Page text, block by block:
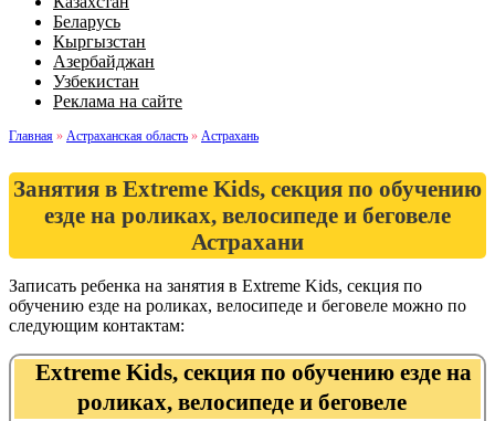
Беларусь
Кыргызстан
Азербайджан
Узбекистан
Реклама на сайте
Главная » Астраханская область » Астрахань
Занятия в Extreme Kids, секция по обучению
езде на роликах, велосипеде и беговеле
Астрахани
Записать ребенка на занятия в Extreme Kids, секция по
обучению езде на роликах, велосипеде и беговеле можно по
следующим контактам:
Extreme Kids, секция по обучению езде на
роликах, велосипеде и беговеле